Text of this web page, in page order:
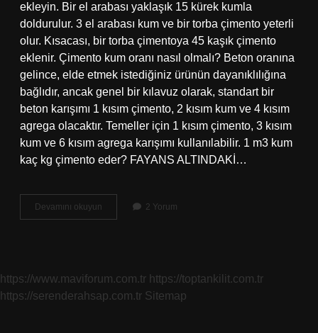
ekleyin. Bir el arabası yaklaşık 15 kürek kumla
doldurulur. 3 el arabası kum ve bir torba çimento yeterli
olur. Kısacası, bir torba çimentoya 45 kaşık çimento
eklenir. Çimento kum oranı nasıl olmalı? Beton oranına
gelince, elde etmek istediğiniz ürünün dayanıklılığına
bağlıdır, ancak genel bir kılavuz olarak, standart bir
beton karışımı 1 kısım çimento, 2 kısım kum ve 4 kısım
agrega olacaktır. Temeller için 1 kısım çimento, 3 kısım
kum ve 6 kısım agrega karışımı kullanılabilir. 1 m3 kum
kaç kg çimento eder? FAYANS ALTINDAKİ…
Devamını okuyun
Torba
Katılır
2 Yorum
https://www.maviforum.com.tr https://toptankilit.com.tr
https://serenderahsap.com.tr Sitemap